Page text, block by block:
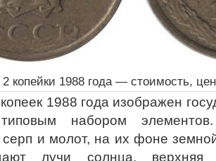
2 копейки 1988 года — стоимость,
1988 года изображен
набором
и молот, на их фоне
лучи солнца, верхняя